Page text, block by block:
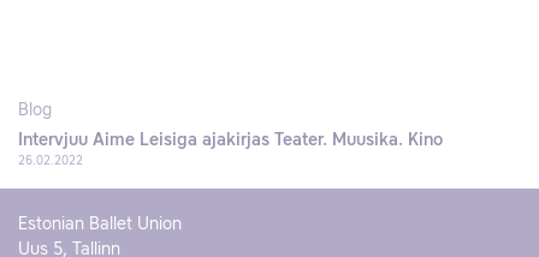
Blog
Intervjuu Aime Leisiga ajakirjas Teater. Muusika. Kino
26.02.2022
Estonian Ballet Union
Uus 5, Tallinn